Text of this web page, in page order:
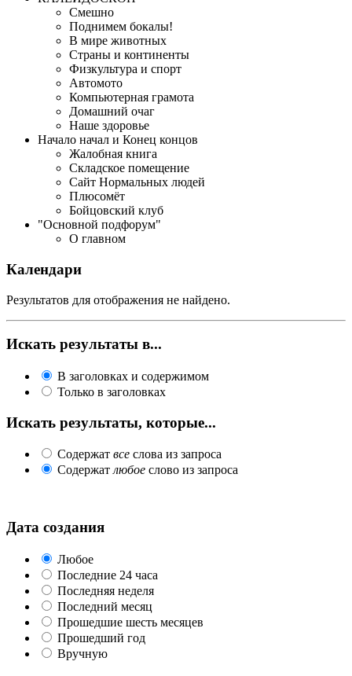
Смешно
Поднимем бокалы!
В мире животных
Страны и континенты
Физкультура и спорт
Автомото
Компьютерная грамота
Домашний очаг
Наше здоровье
Начало начал и Конец концов
Жалобная книга
Складское помещение
Сайт Нормальных людей
Плюсомёт
Бойцовский клуб
"Основной подфорум"
О главном
Календари
Результатов для отображения не найдено.
Искать результаты в...
В заголовках и содержимом
Только в заголовках
Искать результаты, которые...
Содержат все слова из запроса
Содержатлюбое слово из запроса
Дата создания
Любое
Последние 24 часа
Последняя неделя
Последний месяц
Прошедшие шесть месяцев
Прошедший год
Вручную